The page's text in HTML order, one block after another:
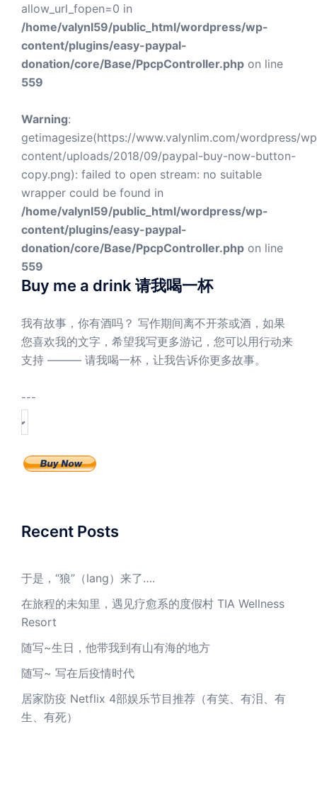
allow_url_fopen=0 in
/home/valynl59/public_html/wordpress/wp-
content/plugins/easy-paypal-
donation/core/Base/PpcpController.php on line
559
Warning:
getimagesize(https://www.valynlim.com/wordpress/
content/uploads/2018/09/paypal-buy-now-button-
copy.png): failed to open stream: no suitable
wrapper could be found in
/home/valynl59/public_html/wordpress/wp-
content/plugins/easy-paypal-
donation/core/Base/PpcpController.php on line
559
Buy me a drink 请我喝一杯
我有故事，你有酒吗？ 写作期间离不开茶或酒，如果
您喜欢我的文字，希望我写更多游记，您可以用行动来
支持 ——— 请我喝一杯，让我告诉你更多故事。
---
Recent Posts
于是，“狼”（lang）来了….
在旅程的未知里，遇见疗愈系的度假村 TIA Wellness
Resort
随写~生日，他带我到有山有海的地方
随写~ 写在后疫情时代
居家防疫 Netflix 4部娱乐节目推荐（有笑、有泪、有
生、有死）